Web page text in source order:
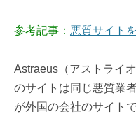
参考記事： 悪質サイト
Astraeus（アストライ
のサイトは同じ悪質業
が外国の会社のサイトで